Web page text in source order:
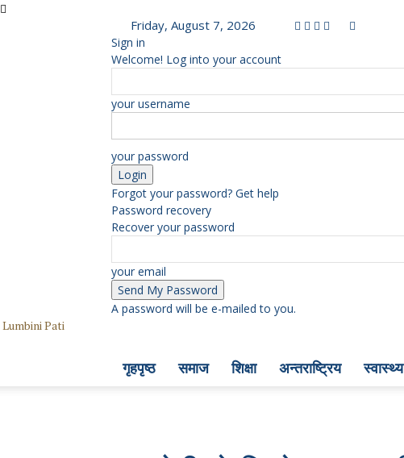
Friday, August 7, 2026
Sign in
Welcome! Log into your account
your username
your password
Forgot your password? Get help
Password recovery
Recover your password
your email
A password will be e-mailed to you.
Lumbini Pati
गृहपृष्ठ समाज शिक्षा अन्तराष्ट्रिय स्वास्थ्य